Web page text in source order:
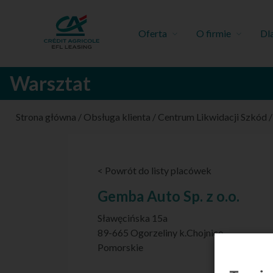
Oferta O firmie
Warsztat
Strona główna / Obsługa klienta / Centrum Likwidacji Szkód /
< Powrót do listy placówek
Gemba Auto Sp. z o.o.
Sławęcińska 15a
89-665 Ogorzeliny k.Chojnice
Pomorskie